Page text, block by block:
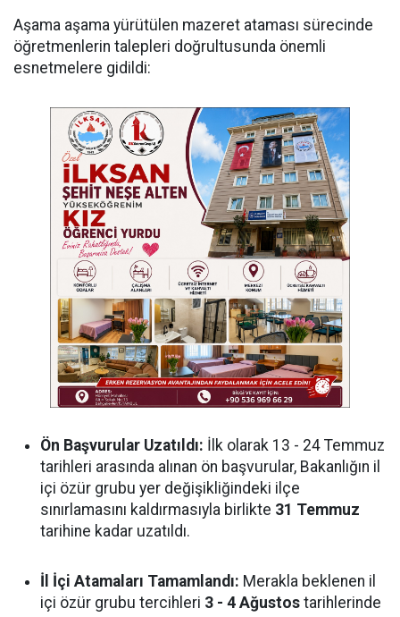
Aşama aşama yürütülen mazeret ataması sürecinde
öğretmenlerin talepleri doğrultusunda önemli
esnetmelere gidildi:
Ön Başvurular Uzatıldı: İlk olarak 13 - 24 Temmuz
tarihleri arasında alınan ön başvurular, Bakanlığın il
içi özür grubu yer değişikliğindeki ilçe
sınırlamasını kaldırmasıyla birlikte 31 Temmuz
tarihine kadar uzatıldı.
İl İçi Atamaları Tamamlandı: Merakla beklenen il
içi özür grubu tercihleri 3 - 4 Ağustos tarihlerinde